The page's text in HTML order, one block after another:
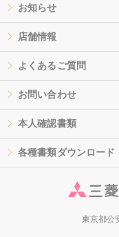
お知らせ
店舗情報
よくあるご質問
お問い合わせ
本人確認書類
各種書類ダウンロード
東京都公